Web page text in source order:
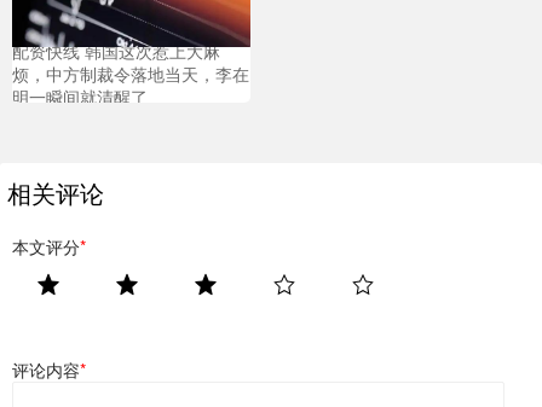
配资快线 韩国这次惹上大麻
烦，中方制裁令落地当天，李在
明一瞬间就清醒了
相关评论
本文评分*
评论内容*